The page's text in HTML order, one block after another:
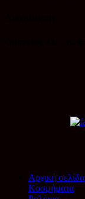
Αρχική σελίδα
Κοσμήματα